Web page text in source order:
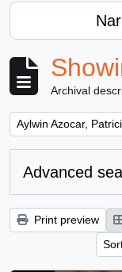
Archival
Remove filter:
Aylwin Azocar,
Advanced
Print preview